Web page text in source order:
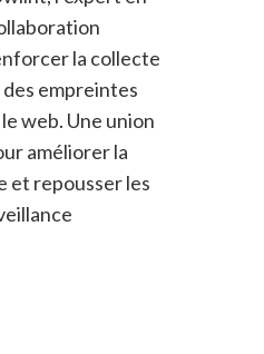
la collecte
empreintes
web. Une union
améliorer la
et repousser les